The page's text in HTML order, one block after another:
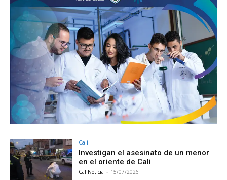
Cali
Investigan el asesinato de un menor
en el oriente de Cali
CaliNoticia - 15/07/2026